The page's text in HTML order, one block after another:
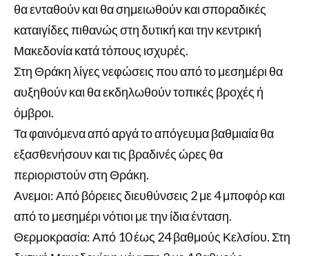
θα ενταθούν και θα σημειωθούν και σποραδικές
καταιγίδες πιθανώς στη δυτική και την κεντρική
Μακεδονία κατά τόπους ισχυρές.
Στη Θράκη λίγες νεφώσεις που από το μεσημέρι θα
αυξηθούν και θα εκδηλωθούν τοπικές βροχές ή
όμβροι.
Τα φαινόμενα από αργά το απόγευμα βαθμιαία θα
εξασθενήσουν και τις βραδινές ώρες θα
περιοριστούν στη Θράκη.
Ανεμοι: Από βόρειες διευθύνσεις 2 με 4 μποφόρ και
από το μεσημέρι νότιοι με την ίδια ένταση.
Θερμοκρασία: Από 10 έως 24 βαθμούς Κελσίου. Στη